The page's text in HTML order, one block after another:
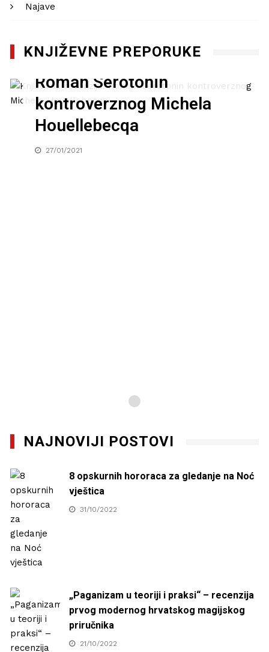
Najave
KNJIŽEVNE PREPORUKE
Književna recenzija:
Roman Serotonin
kontroverznog Michela
Houellebecqa
27/01/2021
NAJNOVIJI POSTOVI
8 opskurnih hororaca za gledanje na Noć
vještica
31/10/2022
„Paganizam u teoriji i praksi“ – recenzija
prvog modernog hrvatskog magijskog
priručnika
21/10/2022